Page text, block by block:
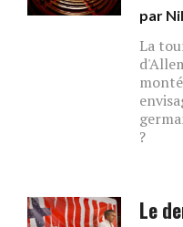
par
La
?
Le